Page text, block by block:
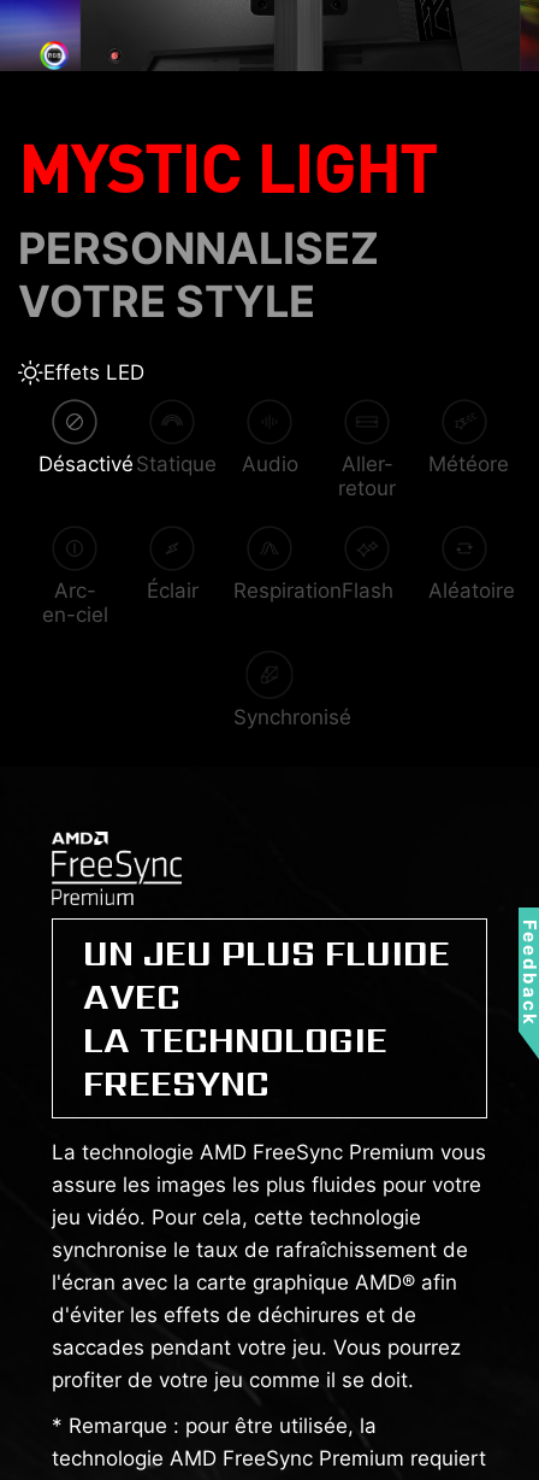
MYSTIC LIGHT
PERSONNALISEZ
VOTRE STYLE
Effets LED
Désactivé Statique Audio
Aller-
retour
Météore
Arc-
en-ciel
Éclair RespirationFlash Aléatoire
Synchronisé
UN JEU PLUS FLUIDE
AVEC
LA TECHNOLOGIE
FREESYNC
La technologie AMD FreeSync Premium vous
assure les images les plus fluides pour votre
jeu vidéo. Pour cela, cette technologie
synchronise le taux de rafraîchissement de
l'écran avec la carte graphique AMD® afin
d'éviter les effets de déchirures et de
saccades pendant votre jeu. Vous pourrez
profiter de votre jeu comme il se doit.
* Remarque : pour être utilisée, la
technologie AMD FreeSync Premium requiert